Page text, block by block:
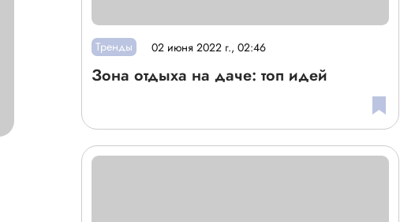
Тренды 02 июня 2022 г., 02:46
Зона отдыха на даче: топ идей